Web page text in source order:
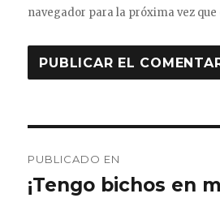
navegador para la próxima vez
de
PUBLICADO EN
¡Tengo bichos en